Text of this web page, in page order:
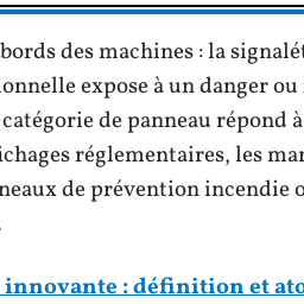
des machines : la
expose à un danger
de panneau répond
réglementaires, les
de prévention incendie
: définition et